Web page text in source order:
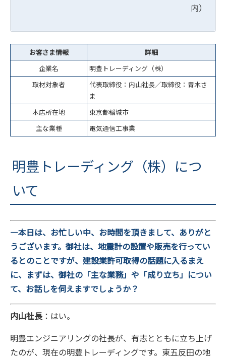
内）
お客さま情報
詳細
企業名
明豊トレーディング（株）
取材対象者
代表取締役：内山社長／取締役：青木さ
ま
本店所在地
東京都稲城市
主な業種
電気通信工事業
明豊トレーディング（株）につ
いて
―本日は、お忙しい中、お時間を頂きまして、ありがと
うございます。御社は、地震計の設置や販売を行ってい
るとのことですが、建設業許可取得の話題に入るまえ
に、まずは、御社の「主な業務」や「成り立ち」につい
て、お話しを伺えますでしょうか？
内山社長 ：はい。
明豊エンジニアリングの社長が、有志とともに立ち上げ
たのが、現在の明豊トレーディングです。東五反田の地